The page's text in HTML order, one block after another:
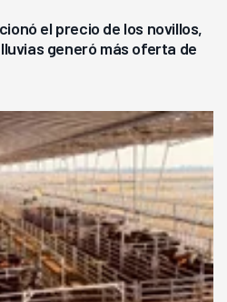
el precio de los novillos,
generó más oferta de